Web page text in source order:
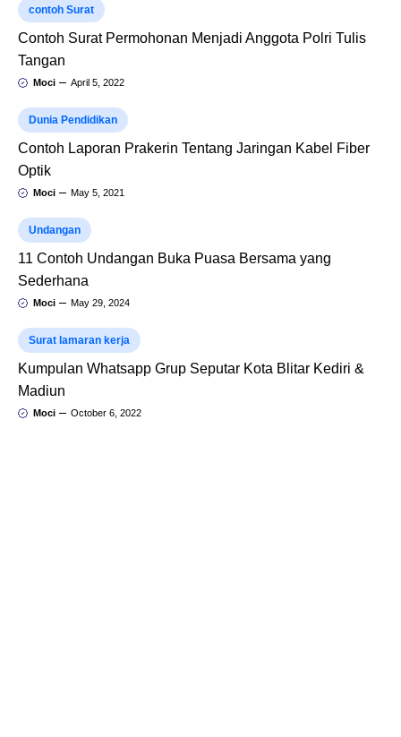
contoh Surat
Contoh Surat Permohonan Menjadi Anggota Polri Tulis
Tangan
Moci April 5, 2022
Dunia Pendidikan
Contoh Laporan Prakerin Tentang Jaringan Kabel Fiber
Optik
Moci May 5, 2021
Undangan
11 Contoh Undangan Buka Puasa Bersama yang
Sederhana
Moci May 29, 2024
Surat lamaran kerja
Kumpulan Whatsapp Grup Seputar Kota Blitar Kediri &
Madiun
Moci October 6, 2022